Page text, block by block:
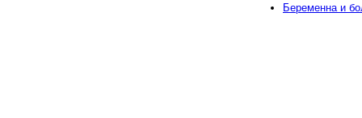
Беременна и